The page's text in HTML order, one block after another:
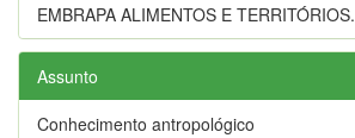
EMBRAPA ALIMENTOS E TERRITÓRIOS.
Assunto
Conhecimento antropológico